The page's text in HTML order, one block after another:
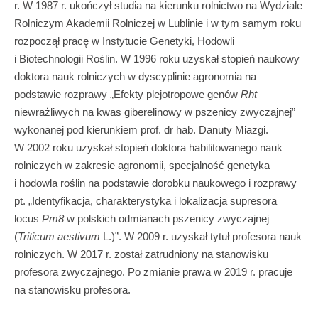
r. W 1987 r. ukończył studia na kierunku rolnictwo na Wydziale
Rolniczym Akademii Rolniczej w Lublinie i w tym samym roku
rozpoczął pracę w Instytucie Genetyki, Hodowli
i Biotechnologii Roślin. W 1996 roku uzyskał stopień naukowy
doktora nauk rolniczych w dyscyplinie agronomia na
podstawie rozprawy „Efekty plejotropowe genów Rht
niewrażliwych na kwas giberelinowy w pszenicy zwyczajnej”
wykonanej pod kierunkiem prof. dr hab. Danuty Miazgi.
W 2002 roku uzyskał stopień doktora habilitowanego nauk
rolniczych w zakresie agronomii, specjalność genetyka
i hodowla roślin na podstawie dorobku naukowego i rozprawy
pt. „Identyfikacja, charakterystyka i lokalizacja supresora
locus Pm8w polskich odmianach pszenicy zwyczajnej
(Triticum aestivum L.)”. W 2009 r. uzyskał tytuł profesora nauk
rolniczych. W 2017 r. został zatrudniony na stanowisku
profesora zwyczajnego. Po zmianie prawa w 2019 r. pracuje
na stanowisku profesora.